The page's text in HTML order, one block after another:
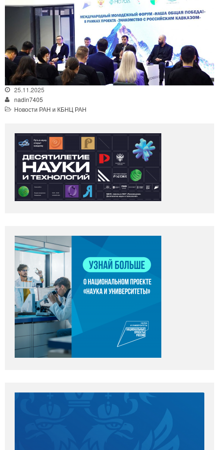
25.11.2025
nadin7405
Новости РАН и КБНЦ РАН